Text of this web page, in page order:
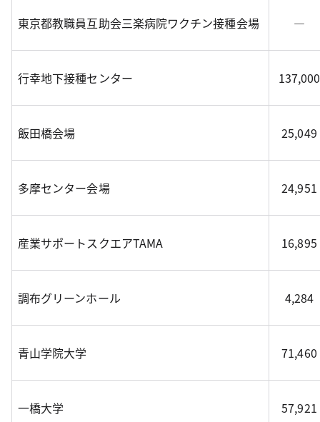
東京都教職員互助会三楽病院ワクチン接種会場 ―
行幸地下接種センター 137,000
飯田橋会場 25,049
多摩センター会場 24,951
産業サポートスクエアTAMA 16,895
調布グリーンホール 4,284
青山学院大学 71,460
一橋大学 57,921